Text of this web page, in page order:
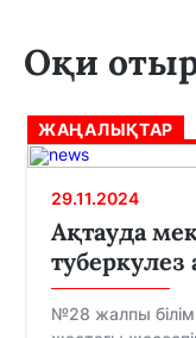
Оқи
ЖАҢАЛЫҚТАР
29.11.2024
Ақтауда
№28 жалпы білім